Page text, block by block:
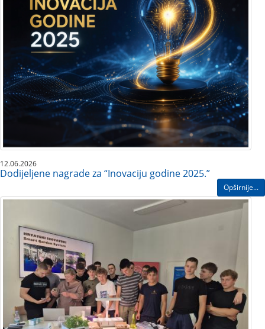
12.06.2026
Dodijeljene nagrade za “Inovaciju godine 2025.”
Opširnije...